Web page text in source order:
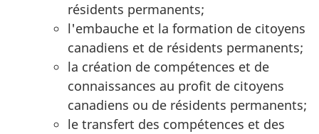
résidents permanents;
l'embauche et la formation de citoyens
canadiens et de résidents permanents;
la création de compétences et de
connaissances au profit de citoyens
canadiens ou de résidents permanents;
le transfert des compétences et des